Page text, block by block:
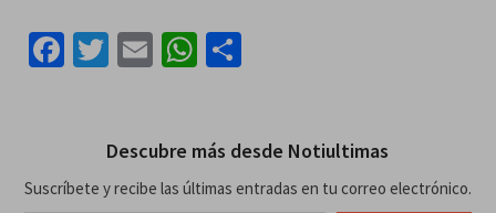
Facebook
Twitter
EmailWhatsApp
Compartir
Descubre más desde Notiultimas
Suscríbete y recibe las últimas entradas en tu correo electrónico.